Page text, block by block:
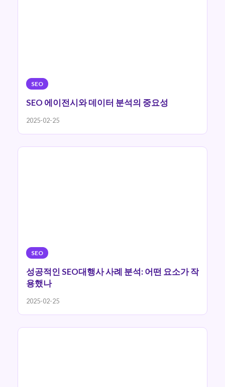
SEO
SEO 에이전시와 데이터 분석의 중요성
2025-02-25
SEO
성공적인 SEO대행사 사례 분석: 어떤 요소가 작
용했나
2025-02-25